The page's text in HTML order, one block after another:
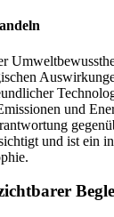
und
und ist ein